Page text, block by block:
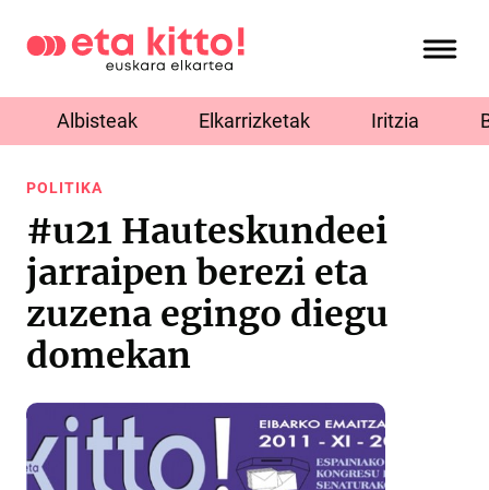
Albisteak Elkarrizketak Iritzia
POLITIKA
#u21 Hauteskundeei
jarraipen berezi eta
zuzena egingo diegu
domekan